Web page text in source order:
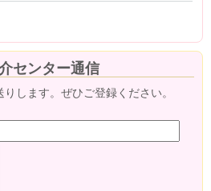
センター通信
します。ぜひご登録ください。